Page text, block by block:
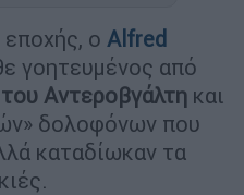
εποχής, ο Alfred
γοητευμένος από
Αντεροβγάλτη και
δολοφόνων που
καταδίωκαν τα